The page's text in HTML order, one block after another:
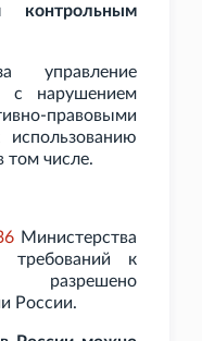
управление
с нарушением
правовыми
том числе.
Министерства
требований к
разрешено
России.